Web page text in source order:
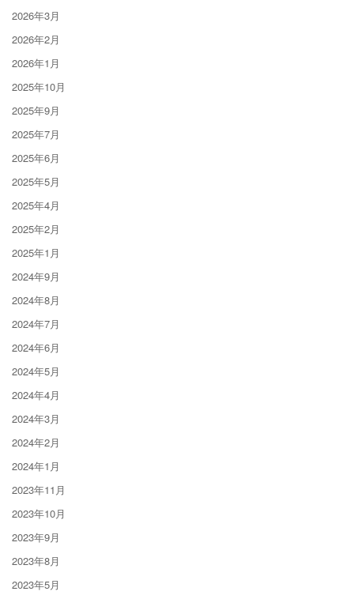
2026年3月
2026年2月
2026年1月
2025年10月
2025年9月
2025年7月
2025年6月
2025年5月
2025年4月
2025年2月
2025年1月
2024年9月
2024年8月
2024年7月
2024年6月
2024年5月
2024年4月
2024年3月
2024年2月
2024年1月
2023年11月
2023年10月
2023年9月
2023年8月
2023年5月